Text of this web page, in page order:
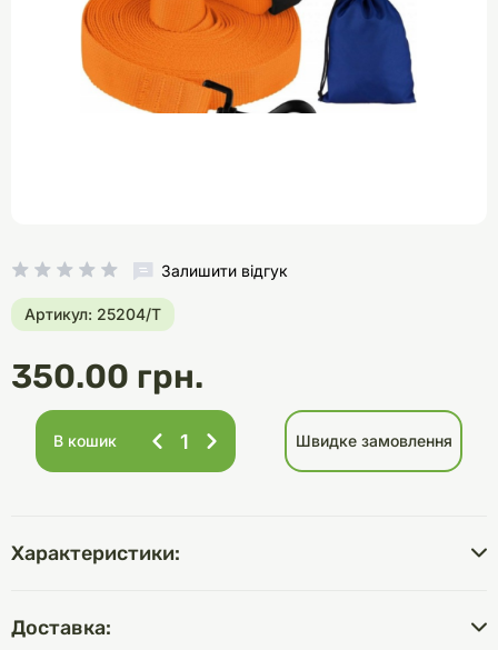
Залишити відгук
Артикул: 25204/Т
350.00 грн.
В кошик Швидке замовлення
Характеристики:
Доставка: